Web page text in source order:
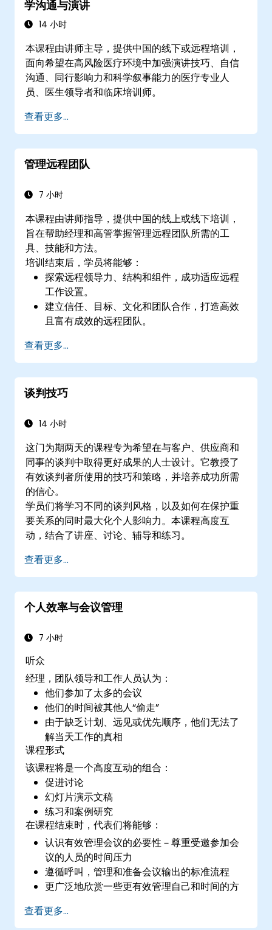
学沟通与演讲
14 小时
本课程由讲师主导，提供中国的线下或远程培训，
面向希望在高风险医疗环境中加强演讲技巧、自信
沟通、同行影响力和科学叙事能力的医疗专业人
员、医生领导者和临床培训师。
查看更多...
管理远程团队
7 小时
本课程由讲师指导，提供中国的线上或线下培训，
旨在帮助经理和高管掌握管理远程团队所需的工
具、技能和方法。
培训结束后，学员将能够：
探索远程领导力、结构和组件，成功适应远程
工作设置。
建立信任、目标、文化和团队合作，打造高效
且富有成效的远程团队。
实施目标设定和项目管理方法，衡量远程团队
的绩效。
查看更多...
谈判技巧
14 小时
这门为期两天的课程专为希望在与客户、供应商和
同事的谈判中取得更好成果的人士设计。它教授了
有效谈判者所使用的技巧和策略，并培养成功所需
的信心。
学员们将学习不同的谈判风格，以及如何在保护重
要关系的同时最大化个人影响力。本课程高度互
动，结合了讲座、讨论、辅导和练习。
查看更多...
个人效率与会议管理
7 小时
听众
经理，团队领导和工作人员认为：
他们参加了太多的会议
他们的时间被其他人“偷走”
由于缺乏计划、远见或优先顺序，他们无法了
解当天工作的真相
课程形式
该课程将是一个高度互动的组合：
促进讨论
幻灯片演示文稿
练习和案例研究
在课程结束时，代表们将能够：
认识有效管理会议的必要性－尊重受邀参加会
议的人员的时间压力
遵循呼叫，管理和准备会议输出的标准流程
更广泛地欣赏一些更有效管理自己和时间的方
查看更多...